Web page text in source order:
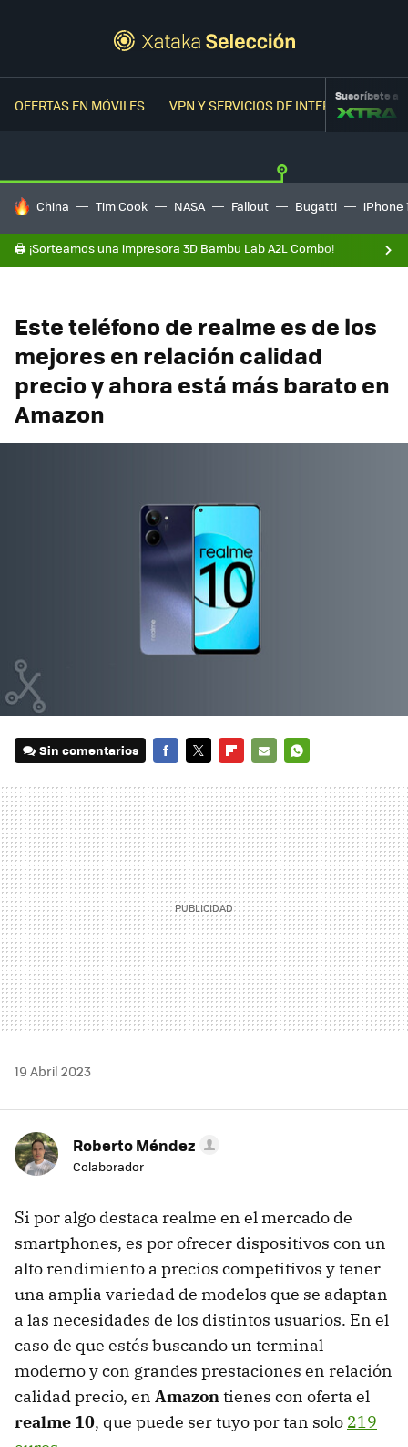
OFERTAS EN MÓVILES VPN Y SERVICIOS DE INTERNETSuscríbete a
HOY SE HABLA DE
China Tim Cook NASA Fallout Bugatti iPhone
🖨️ ¡Sorteamos una impresora 3D Bambu Lab A2L Combo!
Este teléfono de realme es de los
mejores en relación calidad
precio y ahora está más barato en
Amazon
Sin comentarios
MAIL
19 Abril 2023
Roberto Méndez
Colaborador
Si por algo destaca realme en el mercado de
smartphones, es por ofrecer dispositivos con un
alto rendimiento a precios competitivos y tener
una amplia variedad de modelos que se adaptan
a las necesidades de los distintos usuarios. En el
caso de que estés buscando un terminal
moderno y con grandes prestaciones en relación
calidad precio, en Amazontienes con oferta el
realme 10, que puede ser tuyo por tan solo 219